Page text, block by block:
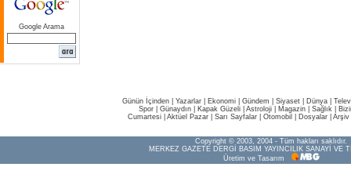
Google Arama
Günün İçinden Yazarlar Ekonomi Gündem Siyaset Dünya |
Spor
Günaydın Kapak Güzeli Astroloji Magazin Sağlık
Cumartesi| Aktüel Pazar| Sarı Sayfalar| Otomobil Dosyalar| Arşiv
Copyright © 2003, 2004 - Tüm hakları saklıdır.
MERKEZ GAZETE DERGİ BASIM YAYINCILIK SANAYİ VE
Üretim ve Tasarım